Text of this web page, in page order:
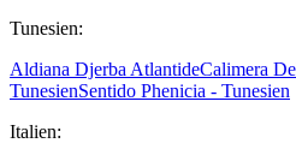
Tunesien:
Aldiana Djerba AtlantideCalimera
TunesienSentido Phenicia - Tunesien
Italien: